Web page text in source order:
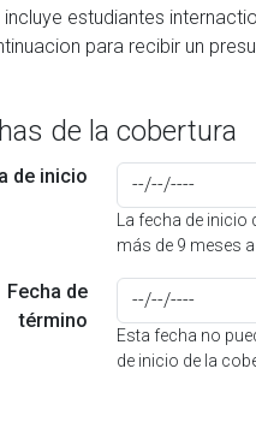
y tambien
de la cobertura
de inicio
La fecha de
más de 9 meses
Fecha de
término
Esta fecha no
de inicio de la